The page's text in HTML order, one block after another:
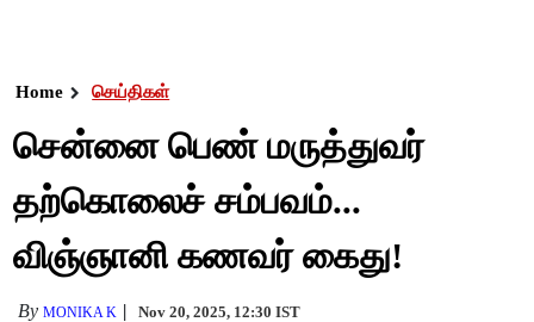
Home செய்திகள்
சென்னை பெண் மருத்துவர்
தற்கொலைச் சம்பவம்...
விஞ்ஞானி கணவர் கைது!
ByMONIKA K Nov 20, 2025, 12:30 IST